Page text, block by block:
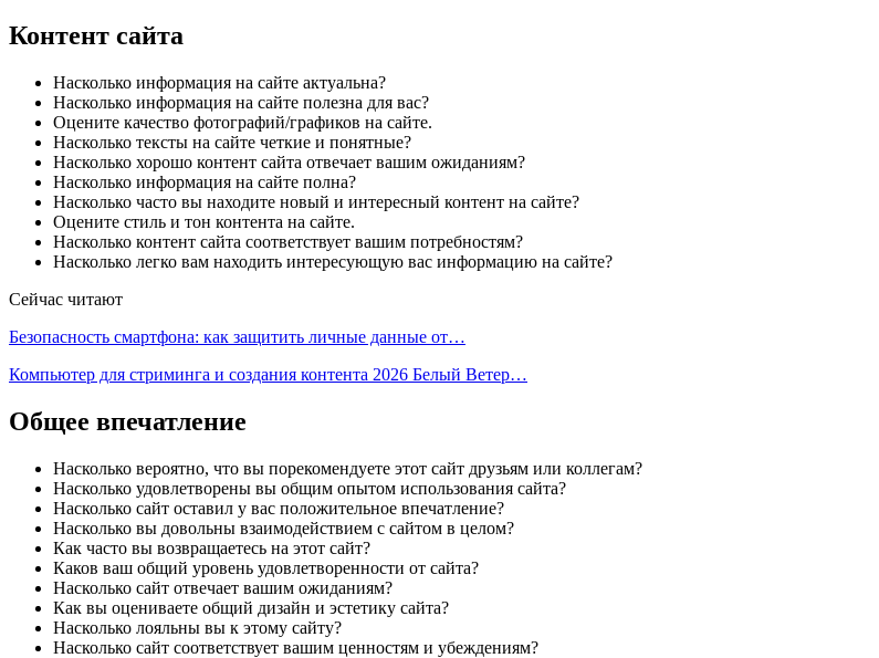
Контент сайта
Насколько информация на сайте актуальна?
Насколько информация на сайте полезна для вас?
Оцените качество фотографий/графиков на сайте.
Насколько тексты на сайте четкие и понятные?
Насколько хорошо контент сайта отвечает вашим ожиданиям?
Насколько информация на сайте полна?
Насколько часто вы находите новый и интересный контент на сайте?
Оцените стиль и тон контента на сайте.
Насколько контент сайта соответствует вашим потребностям?
Насколько легко вам находить интересующую вас информацию на сайте?
Сейчас читают
Безопасность смартфона: как защитить личные данные от…
Компьютер для стриминга и создания контента 2026 Белый Ветер…
Общее впечатление
Насколько вероятно, что вы порекомендуете этот сайт друзьям или коллегам?
Насколько удовлетворены вы общим опытом использования сайта?
Насколько сайт оставил у вас положительное впечатление?
Насколько вы довольны взаимодействием с сайтом в целом?
Как часто вы возвращаетесь на этот сайт?
Каков ваш общий уровень удовлетворенности от сайта?
Насколько сайт отвечает вашим ожиданиям?
Как вы оцениваете общий дизайн и эстетику сайта?
Насколько лояльны вы к этому сайту?
Насколько сайт соответствует вашим ценностям и убеждениям?